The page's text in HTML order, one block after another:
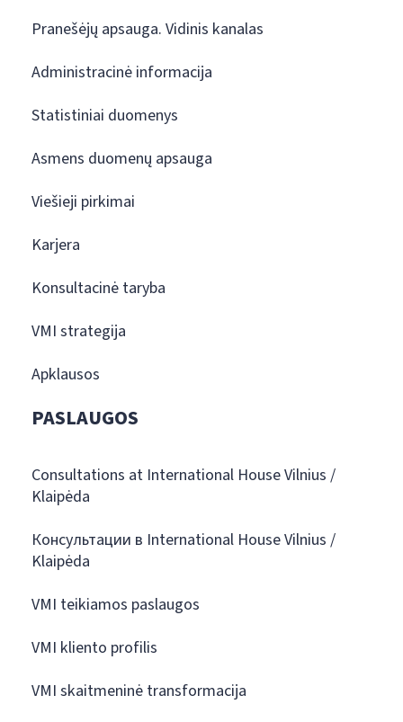
Pranešėjų apsauga. Vidinis kanalas
Administracinė informacija
Statistiniai duomenys
Asmens duomenų apsauga
Viešieji pirkimai
Karjera
Konsultacinė taryba
VMI strategija
Apklausos
PASLAUGOS
Consultations at International House Vilnius /
Klaipėda
Консультации в International House Vilnius /
Klaipėda
VMI teikiamos paslaugos
VMI kliento profilis
VMI skaitmeninė transformacija